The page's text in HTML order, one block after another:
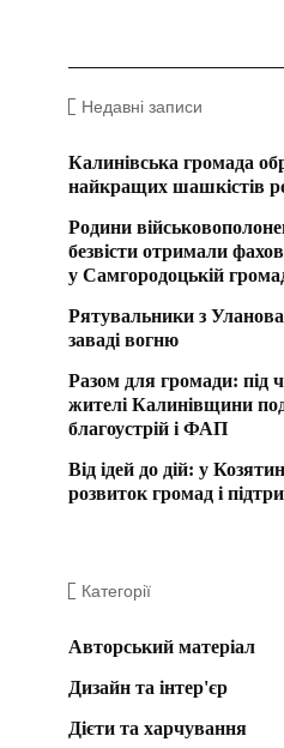
Недавні записи
Калинівська громада
найкращих шашкістів
Родини
безвісти отримали
у Самгородоцькій
Рятувальники з
заваді вогню
Разом для громади: під
жителі Калинівщини
благоустрій і ФАП
Від ідей до дій: у
розвиток громад і
Категорії
Авторський матеріал
Дизайн та інтер'єр
Дієти та харчування